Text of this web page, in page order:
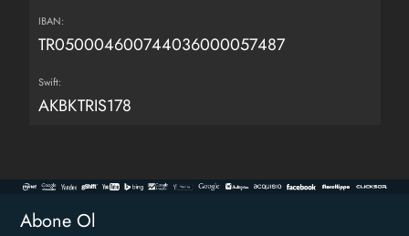
IBAN:
TR050004600744036000057487
Swift:
AKBKTRIS178
Abone Ol